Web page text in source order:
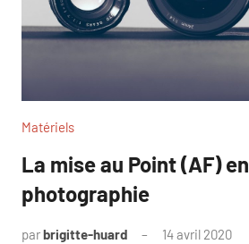
Matériels
La mise au Point (AF) en
photographie
parbrigitte-huard 14 avril 2020